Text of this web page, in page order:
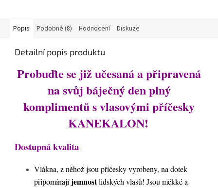
Popis Podobné (8) Hodnocení Diskuze
Detailní popis produktu
Probuďte se již učesaná a připravená
na svůj báječný den plný
komplimentů s vlasovými příčesky
KANEKALON!
Dostupná kvalita
Vlákna, z něhož jsou příčesky vyrobeny, na dotek
připomínajíjemnostlidských vlasů! Jsou měkké a